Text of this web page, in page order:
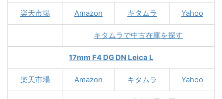
楽天市場 Amazon キタムラ Yahoo
キタムラで中古在庫を探す
17mm F4 DG DN Leica L
楽天市場 Amazon キタムラ Yahoo